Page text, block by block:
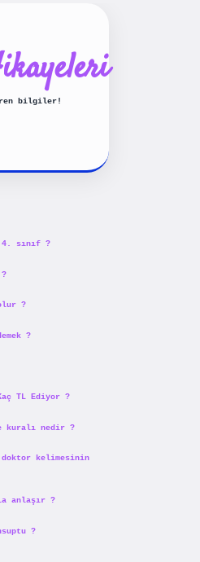
bilgiler!
4. sınıf ?
?
?
TL Ediyor ?
kuralı nedir ?
doktor kelimesinin
anlaşır ?
?